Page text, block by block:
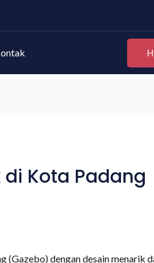
Kota Padang
(Gazebo) dengan desain menarik